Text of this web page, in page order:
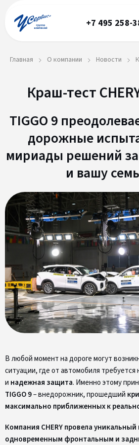
+7 495 258-
Главная О компании Новости
Краш-тест
TIGGO 9
дорожные
мириады решений
и вашу
В любой момент на дороге могут
ситуации, где от автомобиля требуется
и надежная защита. Именно этому
TIGGO 9– внедорожник, прошедший
максимально приближенных к
Компания CHERY провела
одновременным фронтальным и